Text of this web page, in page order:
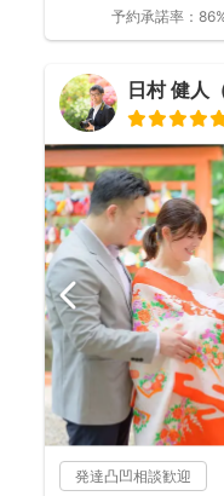
予約承諾率：
日村 健人
発達凸凹相談歓迎